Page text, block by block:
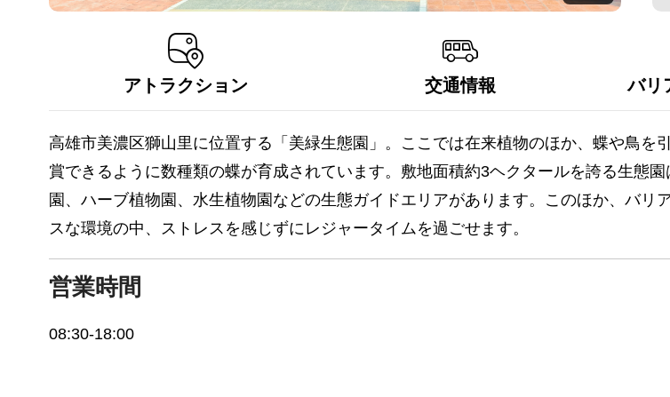
アトラクション 交通情報 バリ
高雄市美濃区獅山里に位置する「美緑生態園」。ここでは在来植物のほか、蝶や鳥
賞できるように数種類の蝶が育成されています。敷地面積約3ヘクタールを誇る生態
園、ハーブ植物園、水生植物園などの生態ガイドエリアがあります。このほか、バ
スな環境の中、ストレスを感じずにレジャータイムを過ごせます。
営業時間
08:30-18:00